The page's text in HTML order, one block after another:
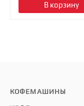
В корзину
КОФЕМАШИНЫ